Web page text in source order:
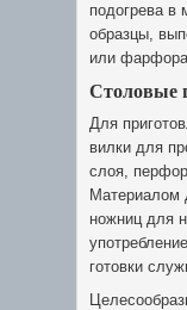
подогрева в
образцы,
или
Столовые
Для
вилки для
слоя,
Материалом
ножниц для
готовки